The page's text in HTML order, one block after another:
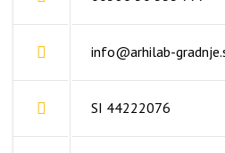
info@arhilab-
SI 44222076